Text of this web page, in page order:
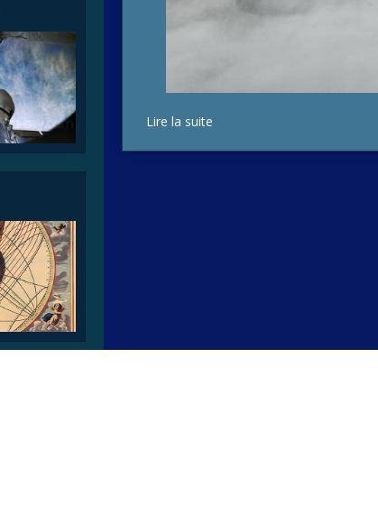
Lire la suite